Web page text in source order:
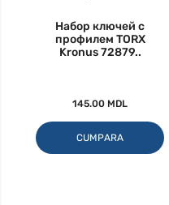
Набор ключей с
профилем TORX
Kronus 72879..
145.00 MDL
CUMPARA